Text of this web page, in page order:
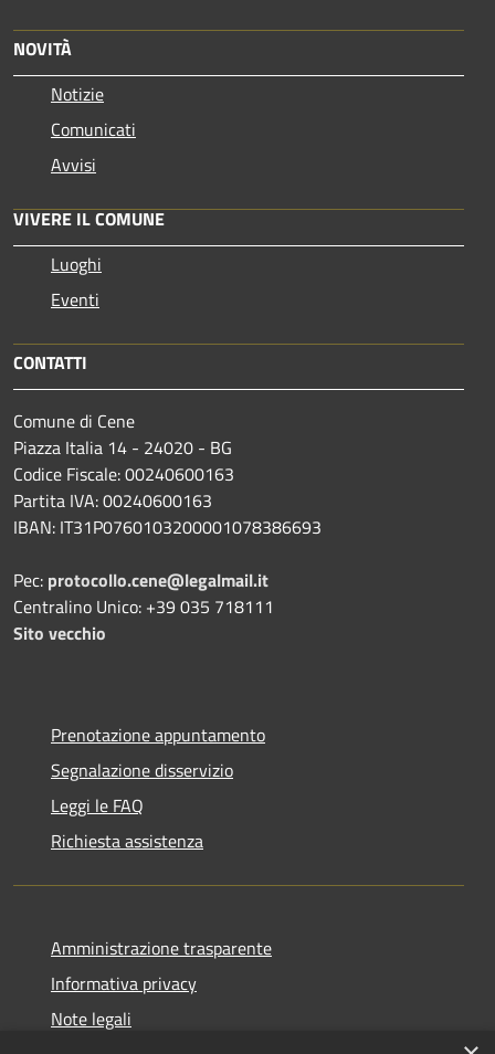
NOVITÀ
Notizie
Comunicati
Avvisi
VIVERE IL COMUNE
Luoghi
Eventi
CONTATTI
Comune di Cene
Piazza Italia 14 - 24020 - BG
Codice Fiscale: 00240600163
Partita IVA: 00240600163
IBAN: IT31P0760103200001078386693
Pec: protocollo.cene@legalmail.it
Centralino Unico: +39 035 718111
Sito vecchio
Prenotazione appuntamento
Segnalazione disservizio
Leggi le FAQ
Richiesta assistenza
Amministrazione trasparente
Informativa privacy
Note legali